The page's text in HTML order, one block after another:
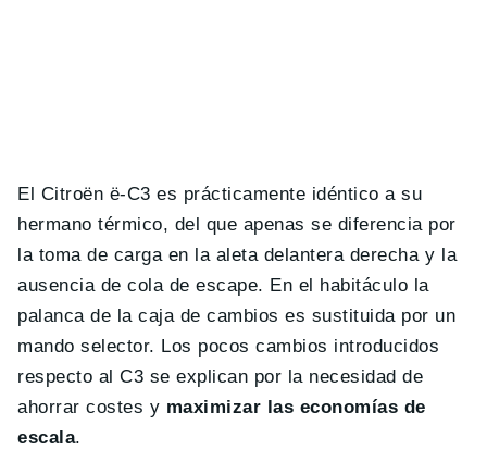
El Citroën ë-C3 es prácticamente idéntico a su
hermano térmico, del que apenas se diferencia por
la toma de carga en la aleta delantera derecha y la
ausencia de cola de escape. En el habitáculo la
palanca de la caja de cambios es sustituida por un
mando selector. Los pocos cambios introducidos
respecto al C3 se explican por la necesidad de
ahorrar costes y maximizar las economías de
escala.